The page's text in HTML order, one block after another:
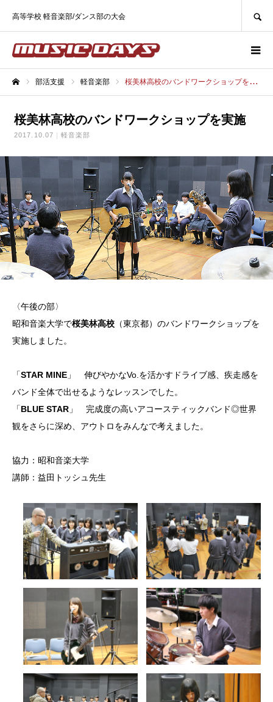
高等学校 軽音楽部/ダンス部の大会
部活支援 軽音楽部 桜美林高校のバンドワークショップを実施
桜美林高校のバンドワークショップを実施
2017.10.07 軽音楽部
〈午後の部〉
昭和音楽大学で桜美林高校 （東京都）のバンドワークショップを
実施しました。
「STAR MINE 」 伸びやかなVo.を活かすドライブ感、疾走感を
バンド全体で出せるようなレッスンでした。
「BLUE STAR 」 完成度の高いアコースティックバンド◎世界
観をさらに深め、アウトロをみんなで考えました。
協力：昭和音楽大学
講師：益田トッシュ先生